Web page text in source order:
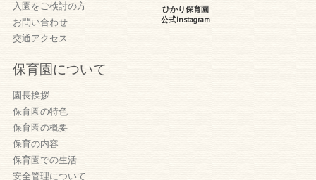
ひかり保育園
公式Instagram
入園をご検討の方
お問い合わせ
交通アクセス
保育園について
園長挨拶
保育園の特色
保育園の概要
保育の内容
保育園での生活
安全管理について